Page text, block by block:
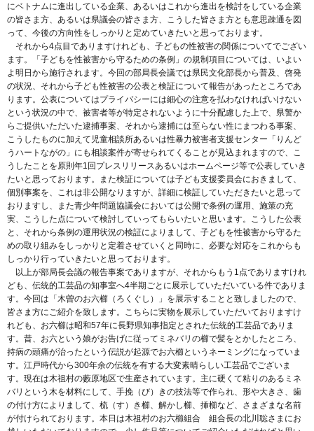
にベトナムに進出している企業、あるいはこれから進出を検討をしている企業
の皆さま方、あるいは県議会の皆さま方、こうした皆さま方とも意思疎通を図
って、今後の方向性をしっかりと定めていきたいと思っております。
それから4点目でありますけれども、子どもの性被害の関係についてでござい
ます。「子どもを性被害から守るための条例」の規制項目については、いよい
よ明日から施行されます。今回の部局長会議では県民文化部長から普及、啓発
の状況、それから子ども性被害の公表と検証について報告があったところであ
ります。公表についてはプライバシーには細心の注意を払わなければいけない
という状況の中で、被害者等が特定されないように十分配慮した上で、県警か
らご提供いただいた逮捕事案、それから逮捕には至らない性にまつわる事案、
こうしたものに加えて児童相談所あるいは性暴力被害者支援センター「りんど
うハートながの」にも相談案件が寄せられてくることが見込まれますので、こ
うしたことを原則年1回プレスリリースあるいはホームページ等で公表していき
たいと思っております。また検証については子ども支援委員会におきまして、
個別事案を、これは非公開なりますが、詳細に検証していただきたいと思って
おりますし、また青少年問題協議会においては公開で条例の運用、施策の充
実、こうした点について検討していってもらいたいと思います。こうした公表
と、それから条例の運用状況の検証によりまして、子どもを性被害から守るた
めの取り組みをしっかりと定着させていくと同時に、必要な対応をこれからも
しっかり行っていきたいと思っております。
以上が部局長会議の報告事案でありますが、それからもう1点でありますけれ
ども、伝統的工芸品の知事室へ4半期ごとに展示していただいている件でありま
す。今回は「木曽のお六櫛（ろくぐし）」を展示することと致しましたので、
皆さま方にご紹介を致します。こちらに実物を展示していただいておりますけ
れども、お六櫛は昭和57年に長野県知事指定とされた伝統的工芸品でありま
す。昔、お六という娘がお告げに従ってミネバリの櫛で髪をとかしたところ、
持病の頭痛が治ったという伝説が起源でお六櫛というネーミングになっていま
す。江戸時代から300年余の伝統を有する大変素晴らしい工芸品でございま
す。現在は木祖村の藪原地区で生産されています。主に硬くて粘りのあるミネ
バリという木を材料にして、手挽（び）きの技法等で作られ、形や大きさ、歯
の付け方によりまして、梳（す）き櫛、解かし櫛、挿櫛など、さまざまな名前
が付けられております。本日は木祖村のお六櫛組合 組合長の北川聡さまにお